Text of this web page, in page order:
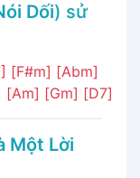
Dối) sử
[F#m] [Abm]
[Am] [Gm] [D7]
Một Lời